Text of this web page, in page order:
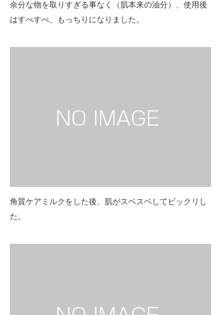
余分な物を取りすぎる事なく（肌本来の油分）、使用後
はすべすべ、もっちりになりました。
角質ケアミルクをした後、肌がスベスベしてビックリし
た。